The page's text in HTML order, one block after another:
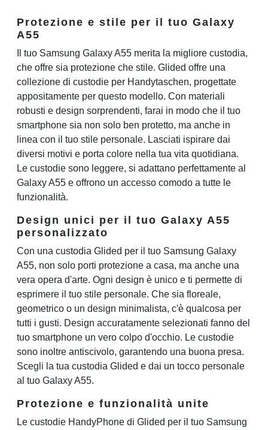
Protezione e stile per il tuo Galaxy
A55
Il tuo Samsung Galaxy A55 merita la migliore custodia,
che offre sia protezione che stile. Glided offre una
collezione di custodie per Handytaschen, progettate
appositamente per questo modello. Con materiali
robusti e design sorprendenti, farai in modo che il tuo
smartphone sia non solo ben protetto, ma anche in
linea con il tuo stile personale. Lasciati ispirare dai
diversi motivi e porta colore nella tua vita quotidiana.
Le custodie sono leggere, si adattano perfettamente al
Galaxy A55 e offrono un accesso comodo a tutte le
funzionalità.
Design unici per il tuo Galaxy A55
personalizzato
Con una custodia Glided per il tuo Samsung Galaxy
A55, non solo porti protezione a casa, ma anche una
vera opera d'arte. Ogni design è unico e ti permette di
esprimere il tuo stile personale. Che sia floreale,
geometrico o un design minimalista, c'è qualcosa per
tutti i gusti. Design accuratamente selezionati fanno del
tuo smartphone un vero colpo d'occhio. Le custodie
sono inoltre antiscivolo, garantendo una buona presa.
Scegli la tua custodia Glided e dai un tocco personale
al tuo Galaxy A55.
Protezione e funzionalità unite
Le custodie HandyPhone di Glided per il tuo Samsung